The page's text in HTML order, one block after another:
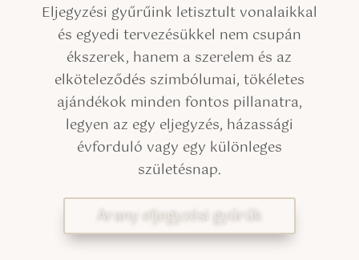
Eljegyzési gyűrűink letisztult vonalaikkal
és egyedi tervezésükkel nem csupán
ékszerek, hanem a szerelem és az
elköteleződés szimbólumai, tökéletes
ajándékok minden fontos pillanatra,
legyen az egy eljegyzés, házassági
évforduló vagy egy különleges
születésnap.
Arany eljegyzési gyűrűk